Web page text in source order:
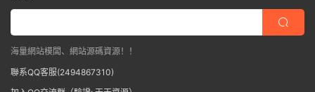
海量網站模闆、網站源碼資源！！
聯系QQ客服(2494867310)